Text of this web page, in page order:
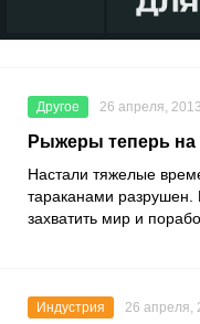
Другое 26 апреля, 2013
Рыжеры теперь на
Настали тяжелые
тараканами разрушен.
захватить мир и
Индустрия 26 апреля,